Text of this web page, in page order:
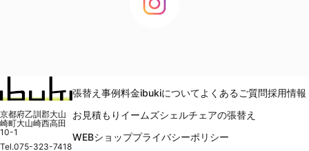
京都府乙訓郡大山
崎町大山崎西高田
10-1
Tel.075-323-7418
張替え事例料金ibukiについてよくあるご質問採用情報
お見積もり イームズシェルチェアの張替え
WEBショッププライバシーポリシー